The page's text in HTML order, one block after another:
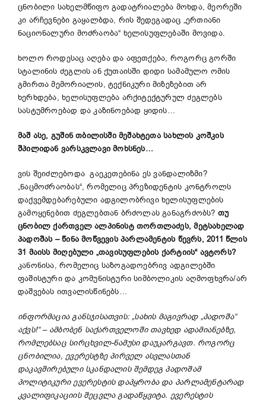
ცნობილი სახელმწიფო გადატრიალება მოხდა, მეორეში
კი არჩევნები გაყალბდა, რის შედეგადაც „ერთიანი
ნაციონალური მოძრაობა“ ხელისუფლებაში მოვიდა.
ხოლო როდესაც აღება და აფეთქება, როგორც გორში
სტალინის ძეგლის ან ქუთაისში დიდი სამამულო ომის
გმირთა მემორიალის, ტექნიკური მიზეზებით არ
ხერხდება, ხელისუფლება არქიტექტურულ ძეგლებს
სასტუმროებად და კაზინოებად ყიდის…
მაშ ასე, გუშინ თბილისში მეშახტეთა სახლის კოშკის
შპილიდან ვარსკვლავი მოხსნეს…
ვის შეიძლებოდა გაეკეთებინა ეს ვანდალიზმი?
„ნაცმოძრაობას“, რომელიც პრეზიდენტის კონტროლს
დაქვემდებარებული ადგილობრივი ხელისუფლების
გამოყენებით ძეგლებთან ბრძოლას განაგრძობს? თუ
ცნობილ ქართველ ალპინისტ თორთლაძეს, მეტსახელად
პადოშას – წინა მოწვევის პარლამენტის წევრს, 2011 წლის
31 მაისს მიღებული „თავისუფლების ქარტიის“ ავტორს?
კანონისა, რომელიც საზოგადოებრივ ადგილებში
ფაშისტური და კომუნისტური სიმბოლიკის აღმოფხვრა/არ
დაშვებას ითვალისწინებს…
ინფორმაცია განსჯისათვის: „სახის მაგივრად „პადოშა“
აქვს!“ – ამბობენ საქართველოში თავხედ ადამიანებზე,
რომლებსაც სირცხვილ-ნამუსი დაუკარგავთ. როგორც
ცნობილია, ევერესტზე პირველ ასვლასთან
დაკავშირებული სკანდალის შემდეგ პადოშამ
პოლიტიკური ევერესტის დაპყრობა და პარლამენტარად
კვალიფიკაციის შეცვლა გადაწყვიტა. ევერესტის